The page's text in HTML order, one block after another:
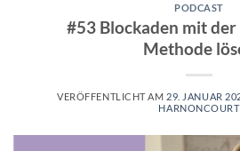
PODCAST
#53 Blockaden mit
Methode
VERÖFFENTLICHT AM 29. JANUAR
HARNONCOURT